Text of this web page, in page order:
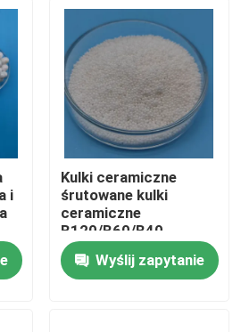
piaskowania
piaskowania
i
Kulki ceramiczne
śrutowane kulki
ceramiczne
B120/B60/B40
Wyślij zapytanie